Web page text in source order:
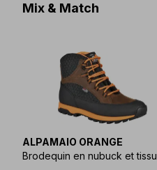
Mix & Match
ALPAMAIO ORANGE
Brodequin en nubuck et tissu